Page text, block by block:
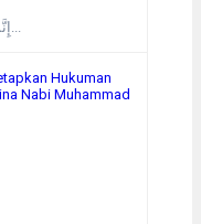
Allah Ta'ala berfirman: إِنَّمَا كَانَ...